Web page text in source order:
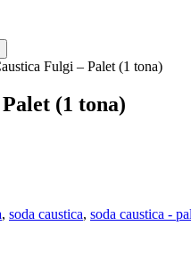
Fulgi – Palet (1 tona)
(1 tona)
, soda caustica, soda caustica -